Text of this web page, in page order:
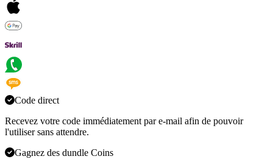
Code direct
Recevez votre code immédiatement par e-mail afin de pouvoir
l'utiliser sans attendre.
Gagnez des dundle Coins